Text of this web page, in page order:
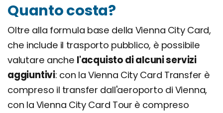
Quanto costa?
Oltre alla formula base della Vienna City Card,
che include il trasporto pubblico, è possibile
valutare anche l'acquisto di alcuni servizi
aggiuntivi: con la Vienna City Card Transfer è
compreso il transfer dall'aeroporto di Vienna,
con la Vienna City Card Tour è compreso